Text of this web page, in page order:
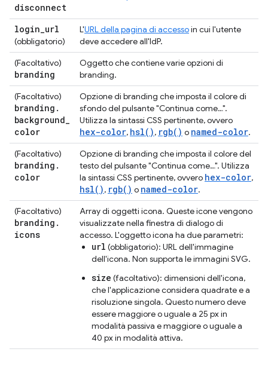
disconnect
login_url
(obbligatorio)
L'URL della pagina di accessoin cui l'utente
deve accedere all'IdP.
(Facoltativo)
branding
Oggetto che contiene varie opzioni di
branding.
(Facoltativo)
branding .
background_
color
Opzione di branding che imposta il colore di
sfondo del pulsante "Continua come…".
Utilizza la sintassi CSS pertinente, ovvero
hex-color, hsl(), rgb() o named-color.
(Facoltativo)
branding .
color
Opzione di branding che imposta il colore del
testo del pulsante "Continua come…". Utilizza
la sintassi CSS pertinente, ovvero hex-color,
hsl(), rgb() o named-color.
(Facoltativo)
branding .
icons
Array di oggetti icona. Queste icone vengono
visualizzate nella finestra di dialogo di
accesso. L'oggetto icona ha due parametri:
url (obbligatorio): URL dell'immagine
dell'icona. Non supporta le immagini SVG.
size (facoltativo): dimensioni dell'icona,
che l'applicazione considera quadrate e a
risoluzione singola. Questo numero deve
essere maggiore o uguale a 25 px in
modalità passiva e maggiore o uguale a
40 px in modalità attiva.